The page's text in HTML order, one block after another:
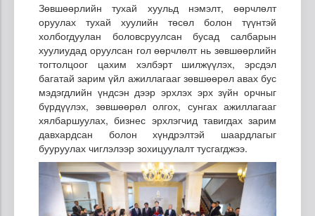
Зөвшөөрлийн тухай хуульд нэмэлт, өөрчлөлт
оруулах тухай хуулийн төсөл болон түүнтэй
холбогдуулан боловсруулсан бусад салбарын
хуулиудад оруулсан гол өөрчлөлт нь зөвшөөрлийн
тогтолцоог цахим хэлбэрт шилжүүлэх, эрсдэл
багатай зарим үйл ажиллагааг зөвшөөрөл авах бус
мэдэгдлийн үндсэн дээр эрхлэх эрх зүйн орчныг
бүрдүүлэх, зөвшөөрөл олгох, сунгах ажиллагааг
хялбаршуулах, бизнес эрхлэгчид тавигдах зарим
давхардсан болон хүндрэлтэй шаардлагыг
бууруулах чиглэлээр зохицуулалт тусгагджээ.